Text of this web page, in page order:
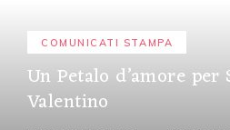
COMUNICATI STAMPA
Un Petalo d’amore per
Valentino